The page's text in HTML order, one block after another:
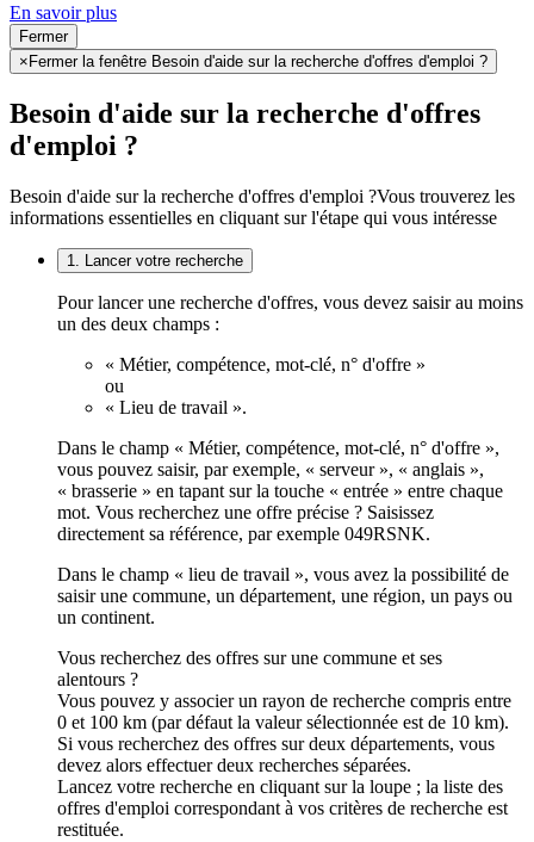
En savoir plus
Fermer
× Fermer la fenêtre Besoin d'aide sur la recherche d'offres d'emploi ?
Besoin d'aide sur la recherche d'offres
d'emploi ?
Besoin d'aide sur la recherche d'offres d'emploi ?Vous trouverez les
informations essentielles en cliquant sur l'étape qui vous intéresse
1. Lancer votre recherche
Pour lancer une recherche d'offres, vous devez saisir au moins
un des deux champs :
« Métier, compétence, mot-clé, n° d'offre »
ou
« Lieu de travail ».
Dans le champ « Métier, compétence, mot-clé, n° d'offre »,
vous pouvez saisir, par exemple, « serveur », « anglais »,
« brasserie » en tapant sur la touche « entrée » entre chaque
mot. Vous recherchez une offre précise ? Saisissez
directement sa référence, par exemple 049RSNK.
Dans le champ « lieu de travail », vous avez la possibilité de
saisir une commune, un département, une région, un pays ou
un continent.
Vous recherchez des offres sur une commune et ses
alentours ?
Vous pouvez y associer un rayon de recherche compris entre
0 et 100 km (par défaut la valeur sélectionnée est de 10 km).
Si vous recherchez des offres sur deux départements, vous
devez alors effectuer deux recherches séparées.
Lancez votre recherche en cliquant sur la loupe ; la liste des
offres d'emploi correspondant à vos critères de recherche est
restituée.